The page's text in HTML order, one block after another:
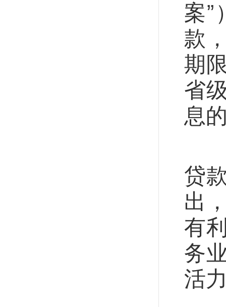
案”
款
期
省
息
贷
出
有
务
活